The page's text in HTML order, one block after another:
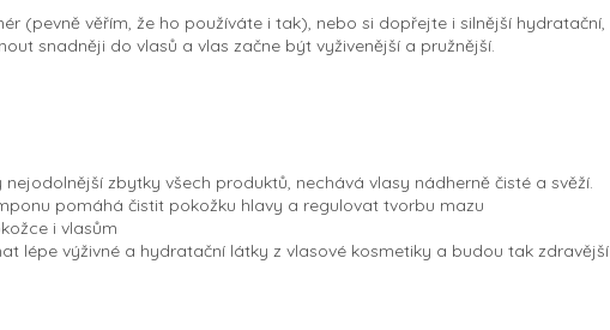
(pevně věřím, že ho používáte i tak), nebo si dopřejte i silnější hydratační,
snadněji do vlasů a vlas začne být vyživenější a pružnější.
zbytky všech produktů, nechává vlasy nádherně čisté a svěží.
pomáhá čistit pokožku hlavy a regulovat tvorbu mazu
i vlasům
lépe výživné a hydratační látky z vlasové kosmetiky a budou tak zdravější